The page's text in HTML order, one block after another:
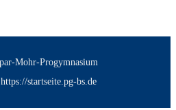
Mohr-Progymnasium
startseite.pg-bs.de